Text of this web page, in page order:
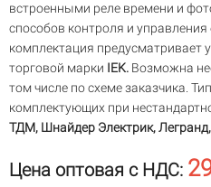
встроенными реле времени и
способов контроля и
комплектация предусматривает
торговой марки IEK. Возможна
том числе по схеме заказчика.
комплектующих при
ТДМ, Шнайдер Электрик,
Цена оптовая с НДС: